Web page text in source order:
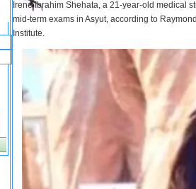
Irene Ibrahim Shehata, a 21-year-old medical
mid-term exams in Asyut, according to
Institute.